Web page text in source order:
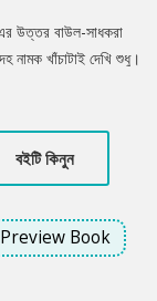
উত্তর বাউল-সাধকরা
নামক খাঁচাটাই দেখি শুধু।
সময় দেখা হয় না। সে
সহ্যায় যেতে হয় তখন
দিয়ে কিভাবে পাখিটি
আর কে জানে! দুর্বোধ্য
রহস্যময় দিক চিত্রিত
বইটি কিনুন
Preview Book